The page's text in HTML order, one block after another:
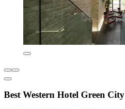
Best Western Hotel Green City